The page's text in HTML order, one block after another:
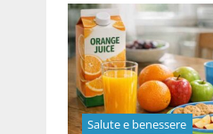
Salute e benessere